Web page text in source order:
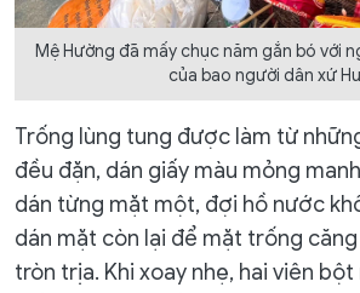
Mệ Hường đã mấy chục năm gắn bó với
của bao người dân xứ
Trống lùng tung được làm từ
đều đặn, dán giấy màu mỏng
dán từng mặt một, đợi hồ nước
dán mặt còn lại để mặt trống
tròn trịa. Khi xoay nhẹ, hai viên